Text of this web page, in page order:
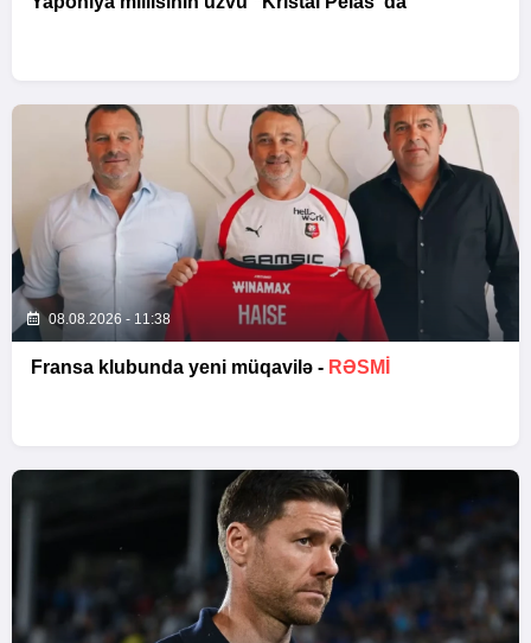
08.08.2026 - 11:38
Fransa klubunda yeni müqavilə - RƏSMİ